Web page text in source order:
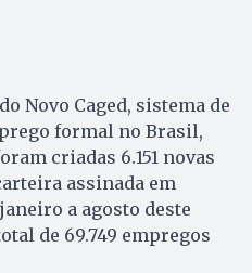
Novo Caged, sistema de
formal no Brasil,
criadas 6.151 novas
assinada em
a agosto deste
de 69.749 empregos